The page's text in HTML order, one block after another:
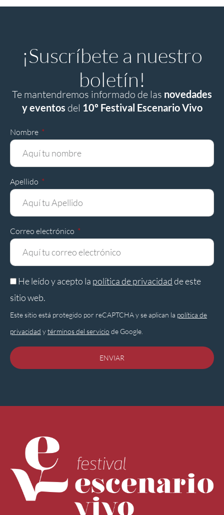
¡Suscríbete a nuestro
boletín!
Te mantendremos informado de las novedades
y eventos del 10º Festival Escenario Vivo
Nombre
Apellido
Correo electrónico
He leído y acepto la política de privacidadde este
sitio web.
Este sitio está protegido por reCAPTCHA y se aplican la política de
privacidad ytérminos del servicio de Google.
ENVIAR